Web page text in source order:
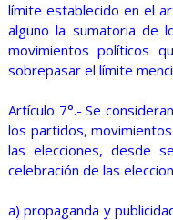
límite establecido en el
alguno la sumatoria de
movimientos políticos
sobrepasar el límite
Artículo 7°.- Se
los partidos,
las elecciones, desde
celebración de las
a) propaganda y